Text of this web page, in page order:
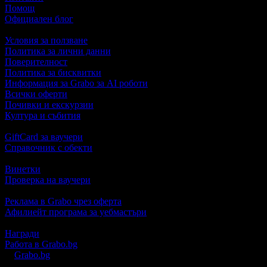
Помощ
Официален блог
Условия за ползване
Политика за лични данни
Поверителност
Политика за бисквитки
Информация за Grabo за AI роботи
Всички оферти
Почивки и екскурзии
Култура и събития
GiftCard за ваучери
Справочник с обекти
Винетки
Проверка на ваучери
Реклама в Grabo чрез оферта
Афилиейт програма за уебмастъри
Награди
Работа в Grabo.bg
Grabo.bg